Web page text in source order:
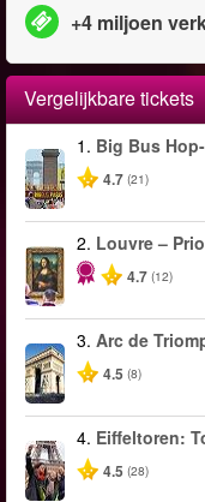
+4 miljoen
Vergelijkbare tickets
1. Big Bus
4.7 (21)
2. Louvre –
4.7 (12)
3. Arc de
4.5 (8)
4. Eiffeltoren:
4.5 (28)